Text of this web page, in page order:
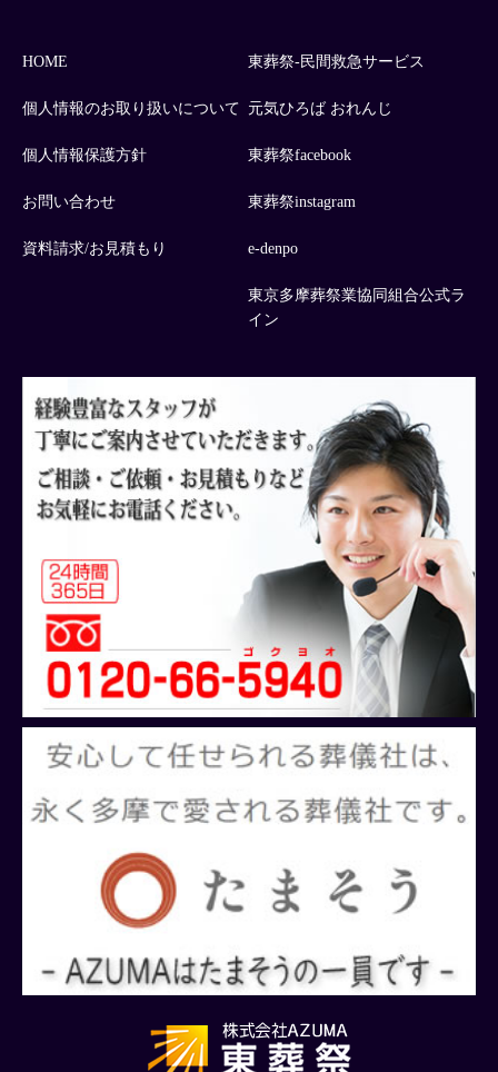
HOME
個人情報のお取り扱いについて
個人情報保護方針
お問い合わせ
資料請求/お見積もり
東葬祭-民間救急サービス
元気ひろば おれんじ
東葬祭facebook
東葬祭instagram
e-denpo
東京多摩葬祭業協同組合公式ラ
イン